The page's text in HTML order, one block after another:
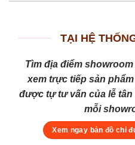
TẠI HỆ
Tìm địa điểm
xem trực tiếp sản
được tự tư vấn của lễ
mỗi
Xem ngay bản đồ chỉ